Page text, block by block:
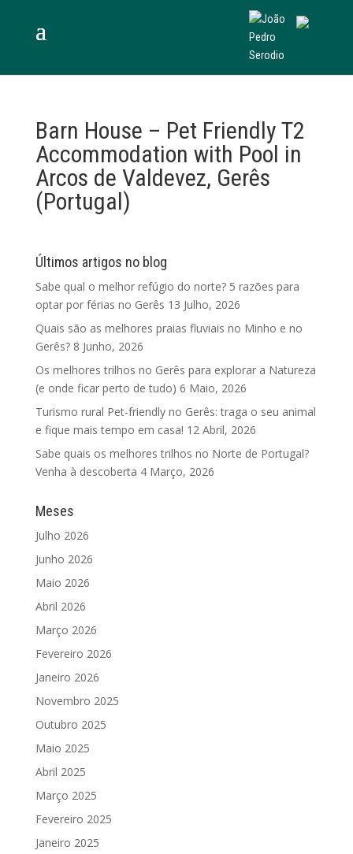
Barn House – Pet Friendly T2
Accommodation with Pool in
Arcos de Valdevez, Gerês
(Portugal)
Últimos artigos no blog
Sabe qual o melhor refúgio do norte? 5 razões para
optar por férias no Gerês 13 Julho, 2026
Quais são as melhores praias fluviais no Minho e no
Gerês? 8 Junho, 2026
Os melhores trilhos no Gerês para explorar a Natureza
(e onde ficar perto de tudo) 6 Maio, 2026
Turismo rural Pet-friendly no Gerês: traga o seu animal
e fique mais tempo em casa! 12 Abril, 2026
Sabe quais os melhores trilhos no Norte de Portugal?
Venha à descoberta 4 Março, 2026
Meses
Julho 2026
Junho 2026
Maio 2026
Abril 2026
Março 2026
Fevereiro 2026
Janeiro 2026
Novembro 2025
Outubro 2025
Maio 2025
Abril 2025
Março 2025
Fevereiro 2025
Janeiro 2025